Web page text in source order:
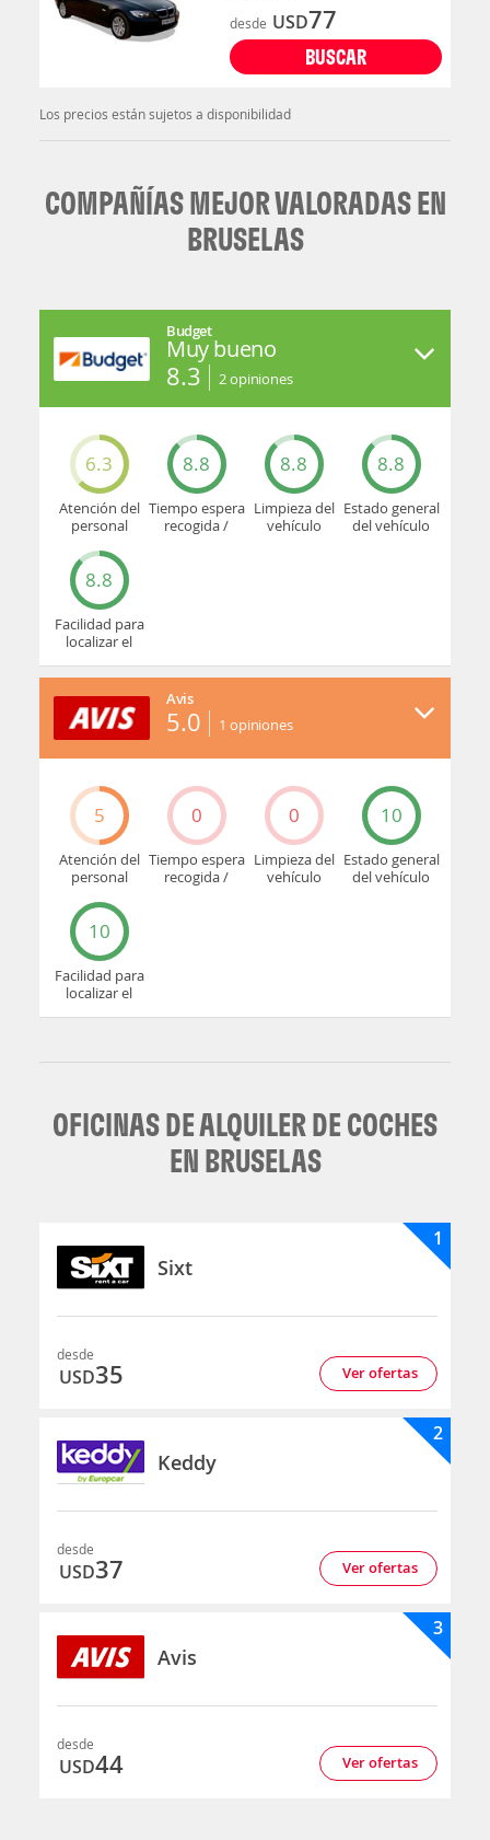
desde USD77
BUSCAR
Los precios están sujetos a disponibilidad
COMPAÑÍAS MEJOR VALORADAS EN
BRUSELAS
Budget
Muy bueno
8.3 2opiniones
6.3
Atención del
personal
8.8
Tiempo espera
recogida /
8.8
Limpieza del
vehículo
8.8
Estado general
del vehículo
8.8
Facilidad para
localizar el
oficina
Avis
5.0 1 opiniones
5
Atención del
personal
0
Tiempo espera
recogida /
0
Limpieza del
vehículo
10
Estado general
del vehículo
10
Facilidad para
localizar el
OFICINAS DE ALQUILER DE COCHES
EN BRUSELAS
Sixt
1
desde
USD35 Ver ofertas
Keddy
2
desde
USD37 Ver ofertas
Avis
3
desde
USD44 Ver ofertas